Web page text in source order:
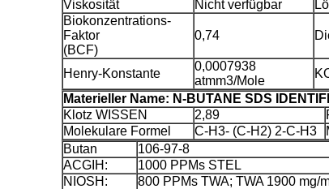
Viskosität
Nicht verfügbar
Biokonzentrations-
Faktor
(BCF)
0,74
Henry-Konstante
0,0007938
atmm3/Mole
Materieller Name: N-BUTANE SDS
Klotz WISSEN
2,89
Molekulare Formel
C-H3- (C-H2) 2-C-H3
Butan
106-97-8
ACGIH:
1000 PPMs STEL
NIOSH:
800 PPMs TWA; TWA 1900 mg/